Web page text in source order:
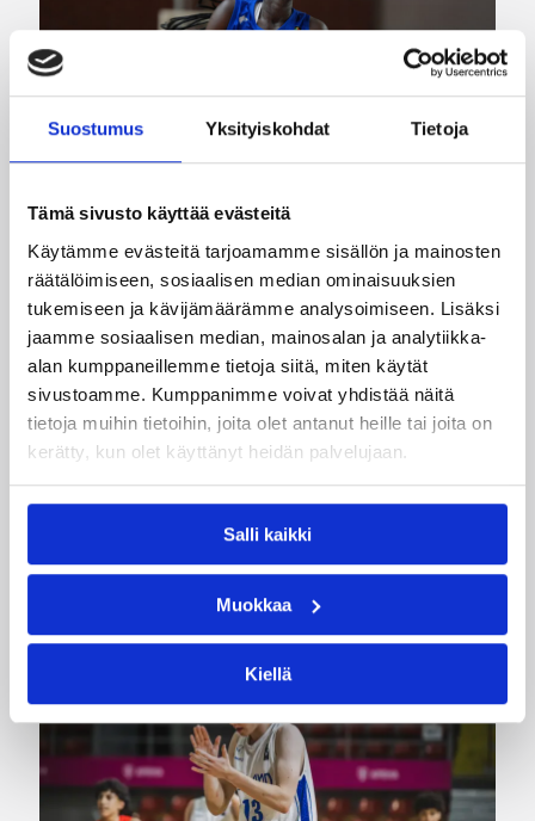
Suostumus Yksityiskohdat Tietoja
Tämä sivusto käyttää evästeitä
Käytämme evästeitä tarjoamamme sisällön ja mainosten
räätälöimiseen, sosiaalisen median ominaisuuksien
tukemiseen ja kävijämäärämme analysoimiseen. Lisäksi
jaamme sosiaalisen median, mainosalan ja analytiikka-
alan kumppaneillemme tietoja siitä, miten käytät
sivustoamme. Kumppanimme voivat yhdistää näitä
tietoja muihin tietoihin, joita olet antanut heille tai joita on
kerätty, kun olet käyttänyt heidän palvelujaan.
Salli kaikki
Muokkaa
Kiellä
Suomalaiset ulkomailla 08.08.2026 08:54
Wingsille tappio Valkyriesia
vastaan – Kuier neljä pistettä
ja kaksi torjuntaa
WNBA:ssa Dallas Wings kärsi tappion, kun
Golden State Valkyries oli parempi
loppulukemin 94-76 (44-36). Awak Kuier tilastoi
neljä pistettä, yhden levypallon ja kaksi
torjuntaa.